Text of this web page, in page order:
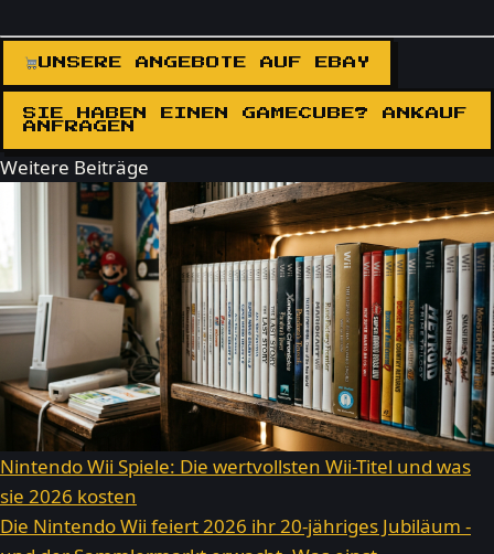
UNSERE ANGEBOTE AUF EBAY
SIE HABEN EINEN GAMECUBE? ANKAUF
ANFRAGEN
Weitere Beiträge
Nintendo Wii Spiele: Die wertvollsten Wii-Titel und was
sie 2026 kosten
Die Nintendo Wii feiert 2026 ihr 20-jähriges Jubiläum -